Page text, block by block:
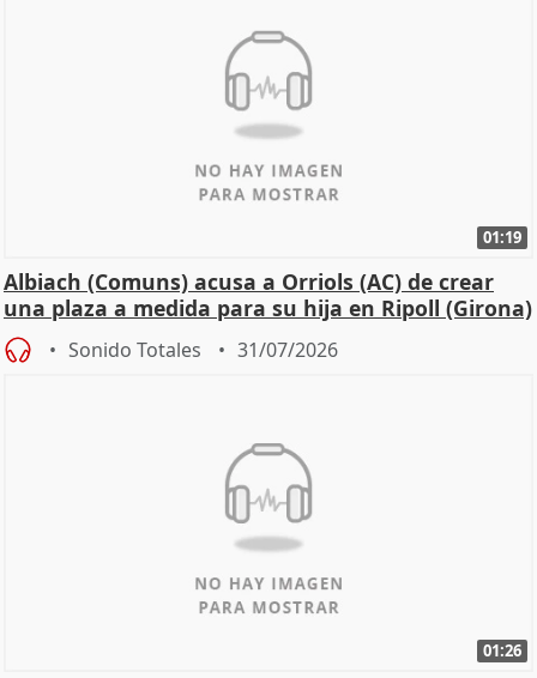
01:19
Albiach (Comuns) acusa a Orriols (AC) de crear
una plaza a medida para su hija en Ripoll (Girona)
Sonido Totales 31/07/2026
01:26